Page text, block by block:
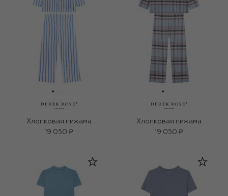
Хлопковая пижама
19 050 ₽
Хлопковая пижама
19 050 ₽